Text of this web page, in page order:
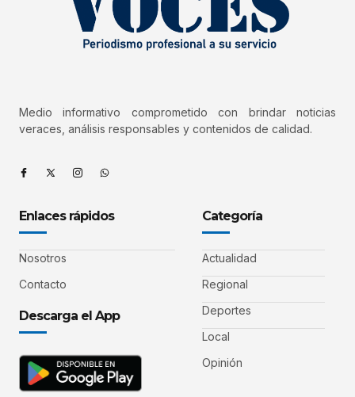
Medio informativo comprometido con brindar noticias
veraces, análisis responsables y contenidos de calidad.
Enlaces rápidos
Nosotros
Contacto
Descarga el App
Categoría
Actualidad
Regional
Deportes
Local
Opinión